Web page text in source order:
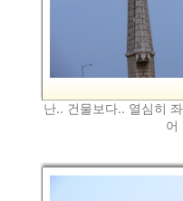
난.. 건물보다.. 열심히
어